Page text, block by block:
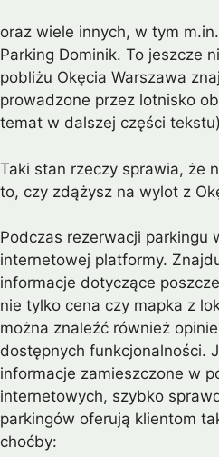
oraz wiele innych, w tym
Parking Dominik. To jeszcze
pobliżu Okęcia Warszawa
prowadzone przez lotnisko
temat w dalszej części
Taki stan rzeczy sprawia, że
to, czy zdążysz na wylot z
Podczas rezerwacji parkingu
internetowej platformy.
informacje dotyczące
nie tylko cena czy mapka z
można znaleźć również
dostępnych funkcjonalności.
informacje zamieszczone w
internetowych, szybko
parkingów oferują klientom
choćby: